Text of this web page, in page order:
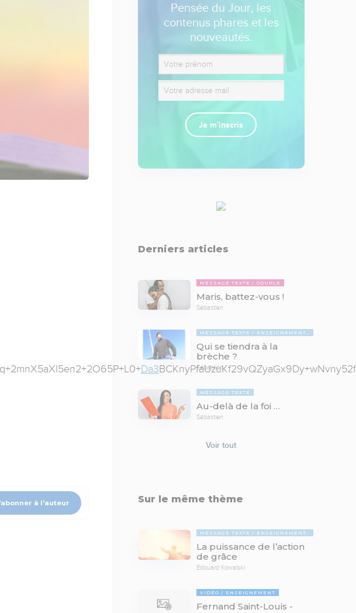
Da3
à l'auteur
Pensée du Jour, les
contenus phares et les
nouveautés.
Je m'inscris
Derniers articles
MESSAGE TEXTE COUPLE
Maris, battez-vous !
Sébastien .
MESSAGE TEXTE ENSEIGNEMENTS BIBLIQUES
Qui se tiendra à la
brèche ?
Sébastien .
MESSAGE TEXTE
Au-delà de la foi …
Sébastien .
Voir tout
Sur le même thème
MESSAGE TEXTE ENSEIGNEMENTS BIBLIQUES
La puissance de l’action
de grâce
Edouard Kowalski
VIDÉO ENSEIGNEMENT
Fernand Saint-Louis -